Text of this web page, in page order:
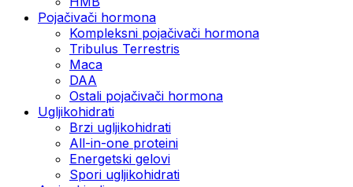
Pojačivači hormona
Kompleksni pojačivači hormona
Tribulus Terrestris
Maca
DAA
Ostali pojačivači hormona
Ugljikohidrati
Brzi ugljikohidrati
All-in-one proteini
Energetski gelovi
Spori ugljikohidrati